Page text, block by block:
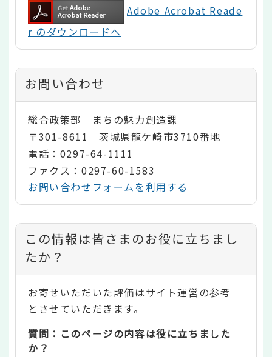
Adobe Acrobat Reade
r のダウンロードへ
お問い合わせ
総合政策部 まちの魅力創造課
〒301-8611 茨城県龍ケ崎市3710番地
電話：0297-64-1111
ファクス：0297-60-1583
お問い合わせフォームを利用する
コ
ン
テ
ン
ツ
評
この情報は皆さまのお役に立ちまし
たか？
お寄せいただいた評価はサイト運営の参考
とさせていただきます。
質問：このページの内容は役に立ちました
か？